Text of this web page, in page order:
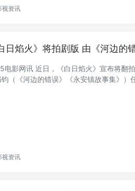
视资讯
日焰火》将拍剧版 由《河边的
电影网讯 近日，《白日焰火》宣布将翻
钧（《河边的错误》《永安镇故事集》）
视资讯